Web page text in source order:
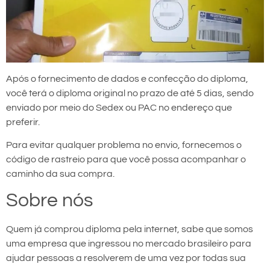
Após o fornecimento de dados e confecção do diploma,
você terá o diploma original no prazo de até 5 dias, sendo
enviado por meio do Sedex ou PAC no endereço que
preferir.
Para evitar qualquer problema no envio, fornecemos o
código de rastreio para que você possa acompanhar o
caminho da sua compra.
Sobre nós
Quem já comprou diploma pela internet, sabe que somos
uma empresa que ingressou no mercado brasileiro para
ajudar pessoas a resolverem de uma vez por todas sua